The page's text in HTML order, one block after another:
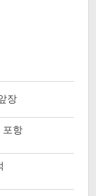
장
포항